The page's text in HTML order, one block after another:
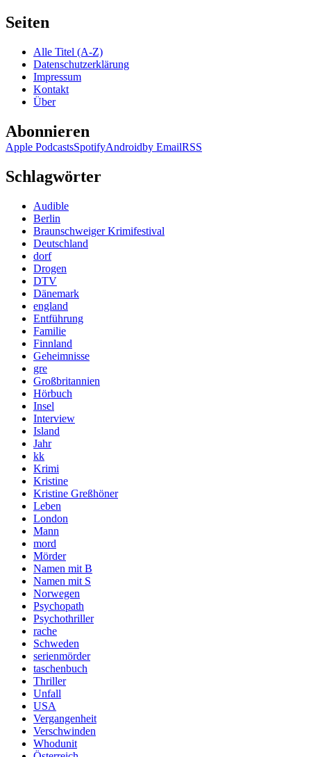
Seiten
Alle Titel (A-Z)
Datenschutzerklärung
Impressum
Kontakt
Über
Abonnieren
Apple PodcastsSpotifyAndroidby EmailRSS
Schlagwörter
Audible
Berlin
Braunschweiger Krimifestival
Deutschland
dorf
Drogen
DTV
Dänemark
england
Entführung
Familie
Finnland
Geheimnisse
gre
Großbritannien
Hörbuch
Insel
Interview
Island
Jahr
kk
Krimi
Kristine
Kristine Greßhöner
Leben
London
Mann
mord
Mörder
Namen mit B
Namen mit S
Norwegen
Psychopath
Psychothriller
rache
Schweden
serienmörder
taschenbuch
Thriller
Unfall
USA
Vergangenheit
Verschwinden
Whodunit